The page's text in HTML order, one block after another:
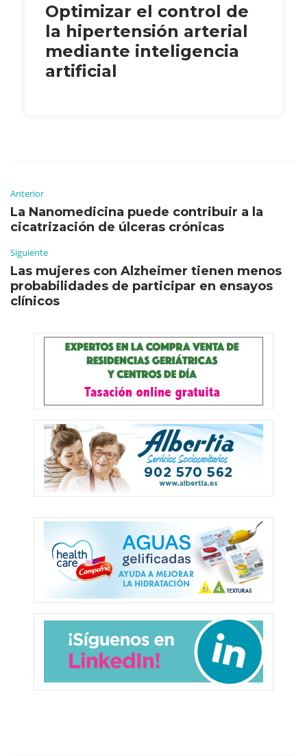
Optimizar el control de
la hipertensión arterial
mediante inteligencia
artificial
Anterior
La Nanomedicina puede contribuir a la
cicatrización de úlceras crónicas
Siguiente
Las mujeres con Alzheimer tienen menos
probabilidades de participar en ensayos
clínicos